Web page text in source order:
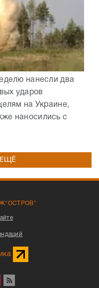
нанесли два
ударов
на Украине,
наносились с